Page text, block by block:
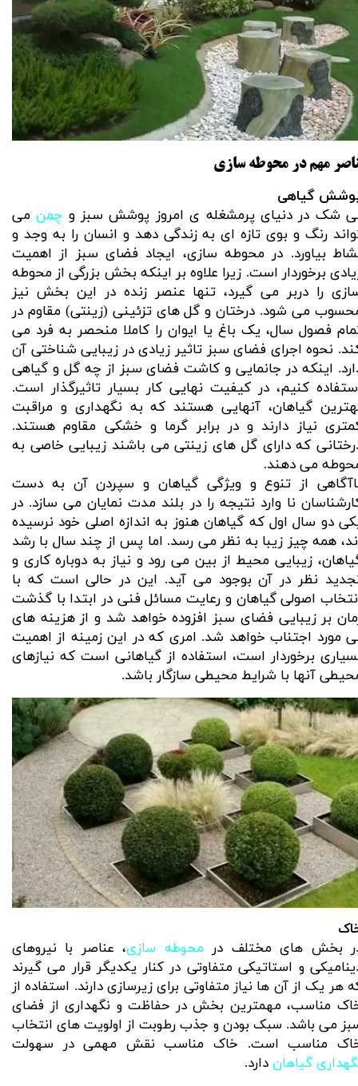
مهم در محوطه سازی
گیاهی
شک در دنیای پرمشغله ی امروز پوشش سبز و چمن می
رنگ و بوی تازه ای به زندگی دهد و انسان را به وجد و
بیاورد. در محوطه سازی، ایجاد فضای سبز از اهمیت
برخوردار است. زیرا علاوه بر اینکه بخش بزرگی از محوطه
را دربر می گیرد، تنها عنصر زنده در این بخش نیز
می شود. درختان و گل های تزئینی (زینتی) مقاوم در
فصول سال، یک باغ یا ایوان را کاملا منحصر به فرد می
نحوه اجرای فضای سبز تاثیر زیادی در زیبایی شناختی آن
اینکه در جانمایی و کاشت فضای سبز از چه گل و گیاهی
کنیم، در کیفیت نهایی کار بسیار تاثیرگذار است.
گیاهان، آنهایی هستند که به نگهداری و مراقبت
نیاز دارند و در برابر گرما و خشکی مقاوم هستند.
که دارای گل های زینتی می باشند زیبایی خاصی به
می دهند.
از تنوع و ویژگی گیاهان و سپردن آن به دست
نا وارد نتیجه را در بلند مدت نمایان می سازد. در
دو سال اول که گیاهان هنوز به اندازه اصلی خود نرسیده
همه چیز زیبا به نظر می رسد. اما پس از چند سال با رشد
زیبایی محیط از بین می رود و نیاز به دوباره کاری و
نظر در آن بوجود می آید. این در حالی است که با
اصولی گیاهان و رعایت مسائل فنی در ابتدا با گذشت
بر زیبایی فضای سبز افزوده خواهد شد و از هزینه های
مورد اجتناب خواهد شد. امری که در این زمینه از اهمیت
برخوردار است، استفاده از گیاهانی است که نیازهای
آنها با شرایط محیطی سازگار باشد.
بخش های مختلف در محوطه سازی، عناصر با نیروهای
و استاتیکی متفاوتی در کنار یکدیگر قرار می گیرند
هر یک از آن ها نیاز متفاوتی برای زیرسازی دارند. استفاده از
مناسب، مهمترین بخش در حفاظت و نگهداری از فضای
می باشد. سبک بودن و جذب رطوبت از اولویت های انتخاب
مناسب است. خاک مناسب نقش مهمی در سهولت
گیاهان دارد.